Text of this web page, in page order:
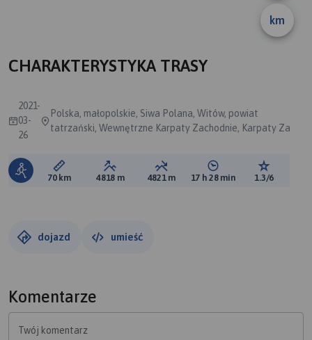
km
CHARAKTERYSTYKA TRASY
2021-
03-
26
Polska, małopolskie, Siwa Polana, Witów, powiat
tatrzański, Wewnętrzne Karpaty Zachodnie, Karpaty Za
Długość trasy:
70 km Suma przewyższeń:
4818 m Suma spadków:
4821 m Średni czas potrzebny
17 h 28 min Ocena
1.3/6
dojazd umieść
Komentarze
Twój komentarz